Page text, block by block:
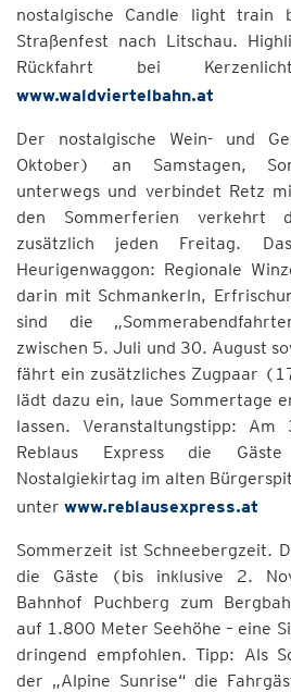
nostalgische Candle light train
Straßenfest nach Litschau.
Rückfahrt bei
www.waldviertelbahn.at
Der nostalgische Wein- und
Oktober) an Samstagen,
unterwegs und verbindet Retz
den Sommerferien verkehrt
zusätzlich jeden Freitag.
Heurigenwaggon: Regionale
darin mit Schmankerln,
sind die
zwischen 5. Juli und 30. August
fährt ein zusätzliches Zugpaar
lädt dazu ein, laue Sommertage
lassen. Veranstaltungstipp:
Reblaus Express die
Nostalgiekirtag im alten
unter www.reblausexpress.at
Sommerzeit ist Schneebergzeit.
die Gäste (bis inklusive 2.
Bahnhof Puchberg zum
auf 1.800 Meter Seehöhe – eine
dringend empfohlen. Tipp: Als
der „Alpine Sunrise“ die